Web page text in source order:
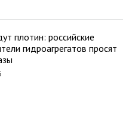
плотин: российские
гидроагрегатов просят